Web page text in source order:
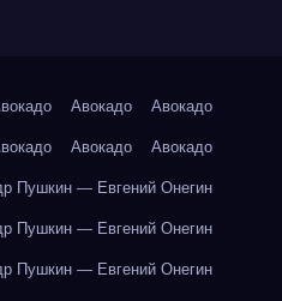
Авокадо Авокадо
Авокадо Авокадо
Пушкин — Евгений Онегин
Пушкин — Евгений Онегин
Пушкин — Евгений Онегин